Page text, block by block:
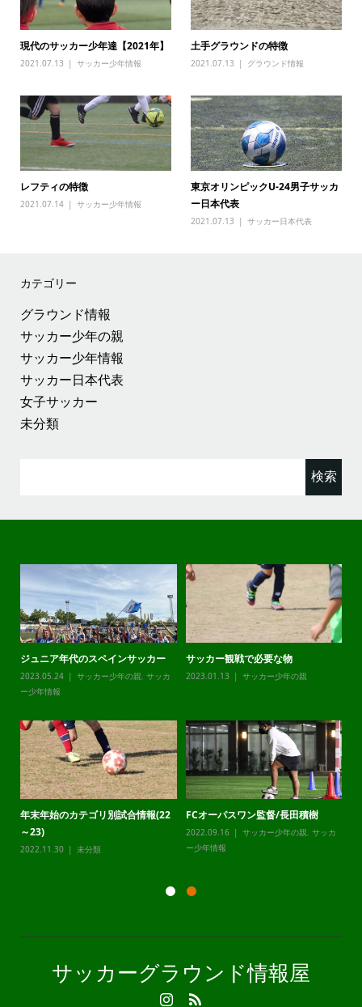
現代のサッカー少年達【2021年】
2021.07.13 サッカー少年情報
土手グラウンドの特徴
2021.07.13 グラウンド情報
レフティの特徴
2021.07.14 サッカー少年情報
東京オリンピックU-24男子サッカ
ー日本代表
2021.07.13 サッカー日本代表
カテゴリー
グラウンド情報
サッカー少年の親
サッカー少年情報
サッカー日本代表
女子サッカー
未分類
ジュニア年代のスペインサッカー
2023.05.24 サッカー少年の親, サッカ
ー少年情報
サッカー観戦で必要な物
2023.01.13 サッカー少年の親
年末年始のカテゴリ別試合情報(22
～23)
2022.11.30 未分類
FCオーパスワン監督/長田積樹
2022.09.16 サッカー少年の親, サッカ
ー少年情報
サッカーグラウンド情報屋